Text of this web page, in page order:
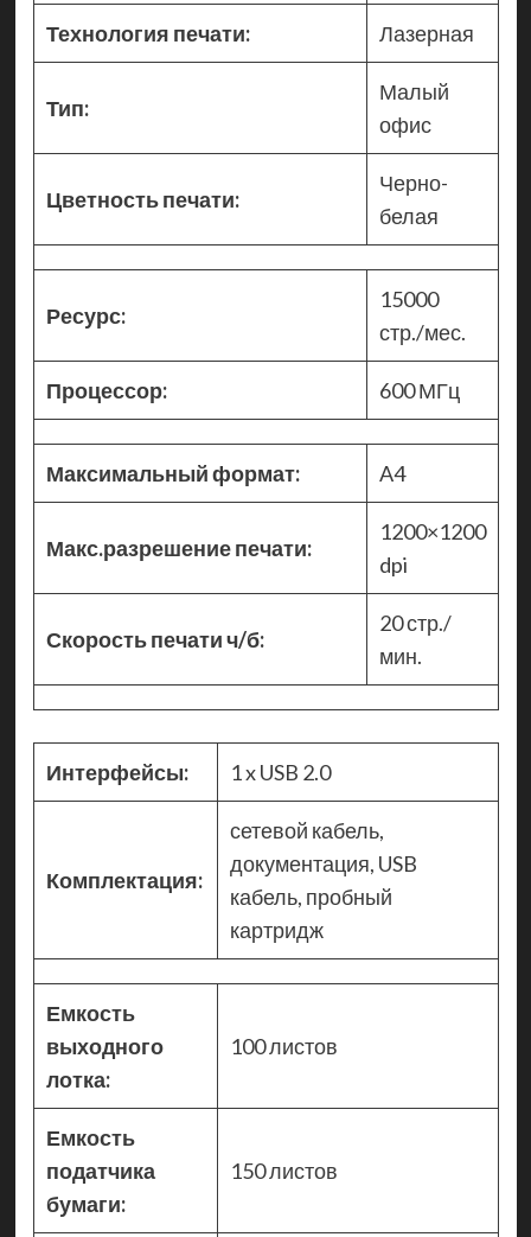
Технология печати: Лазерная
Тип:
Малый
офис
Цветность печати:
Черно-
белая
Ресурс:
15000
стр./мес.
Процессор: 600 МГц
Максимальный формат: A4
Макс.разрешение печати:
1200×1200
dpi
Скорость печати ч/б:
20 стр./
мин.
Интерфейсы: 1 x USB 2.0
Комплектация:
сетевой кабель,
документация, USB
кабель, пробный
картридж
Емкость
выходного
лотка:
100 листов
Емкость
податчика
бумаги:
150 листов